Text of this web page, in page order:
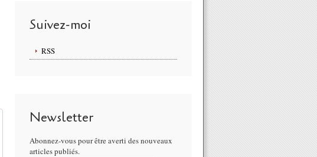
Suivez-moi
RSS
Newsletter
Abonnez-vous pour être averti des nouveaux
articles publiés.